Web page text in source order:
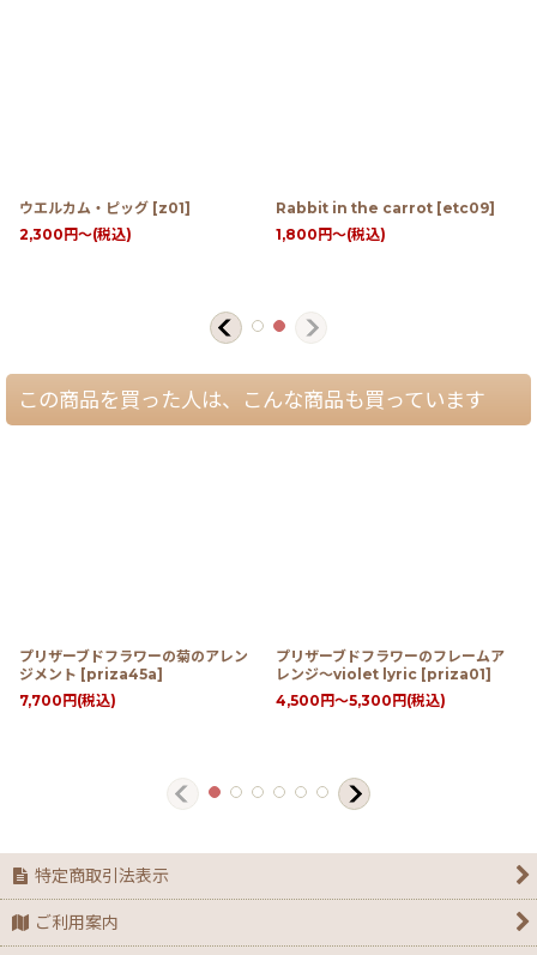
ウエルカム・ピッグ [z01]
2,300 円～(税込)
Rabbit in the carrot [etc09]
1,800 円～(税込)
この商品を買った人は、こんな商品も買っています
プリザーブドフラワーの菊のアレン
ジメント [priza45a]
7,700 円 (税込)
プリザーブドフラワーのフレームア
レンジ〜violet lyric [priza01]
4,500 円～5,300 円 (税込)
特定商取引法表示
ご利用案内